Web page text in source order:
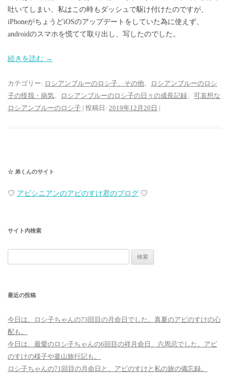
吐いてしまい、私はこの時もダッシュで駆け付けたのですが、
iPhoneがちょうどiOSのアップデートをしていた為に使えず、
androidのスマホを慌てて取り出し、写したのでした。
続きを読む →
カテゴリー: ロシアンブルーのロシ子、その他
ロシアンブルーのロシ
子の怪我・病気
ロシアンブルーのロシ子の日々の成長記録
可哀想な
ロシアンブルーのロシ子 | 投稿日: 2019年12月20日 |
☆ 弟くんのサイト
♡ アビシニアンのアビのすけ君のブログ ♡
サイト内検索
索:
最近の投稿
今日は、ロシ子ちゃんの73回目の月命日でした。真夏のアビのすけの心
配も。
今日は、最愛のロシ子ちゃんの6回目の祥月命日、六周忌でした。アビ
のすけの様子や釜山旅行記も。
ロシ子ちゃんの71回目の月命日と、アビのすけと私の旅の備忘録。